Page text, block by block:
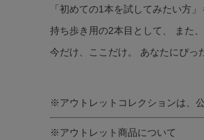
「初めての1本を試してみたい方
持ち歩き用の2本目として、 また
今だけ、ここだけ。 あなたにぴっ
※アウトレットコレクションは、
※アウトレット商品について